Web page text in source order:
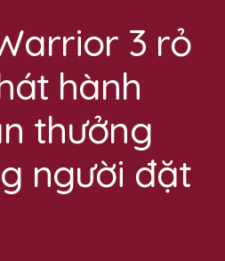
3 rỏ
hành
thưởng
người đặt